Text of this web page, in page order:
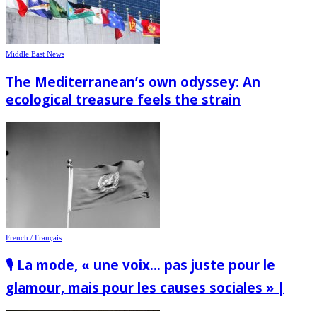
Middle East News
The Mediterranean’s own odyssey: An
ecological treasure feels the strain
French / Français
🎙️ La mode, « une voix… pas juste pour le
glamour, mais pour les causes sociales » |